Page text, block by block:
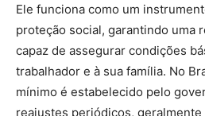
Ele funciona como um
proteção social, garantindo uma
capaz de assegurar condições
trabalhador e à sua família. No
mínimo é estabelecido pelo
reajustes periódicos,